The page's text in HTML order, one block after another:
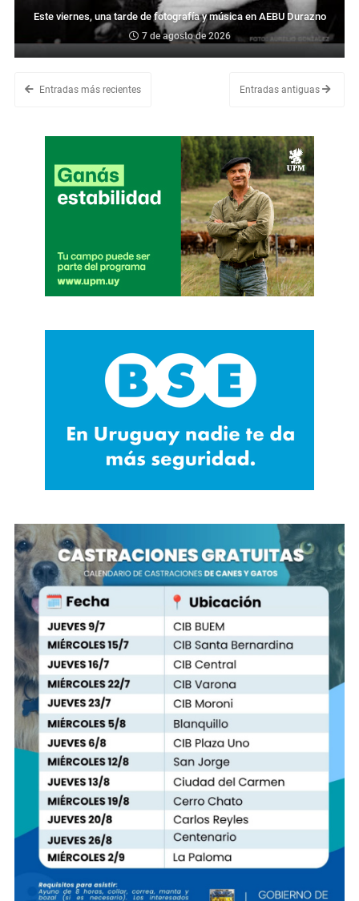
Este viernes, una tarde de fotografía y música en AEBU Durazno
7 de agosto de 2026
Entradas más recientes Entradas antiguas